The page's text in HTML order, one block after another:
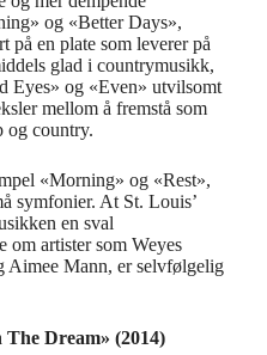
og «Better Days»,
på en plate som leverer på
glad i countrymusikk,
Eyes» og «Even» utvilsomt
mellom å fremstå som
og country.
«Morning» og «Rest»,
symfonier. At St. Louis’
en sval
om artister som Weyes
Aimee Mann, er selvfølgelig
Dream» (2014)